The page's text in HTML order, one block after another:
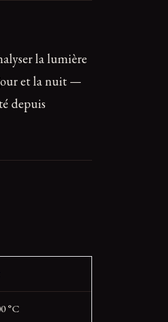
la lumière
jour et la nuit —
depuis
°C